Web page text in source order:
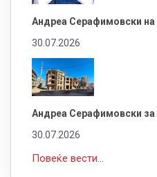
Андреа Серафимовски на
30.07.2026
Андреа Серафимовски
30.07.2026
Повеќе вести...